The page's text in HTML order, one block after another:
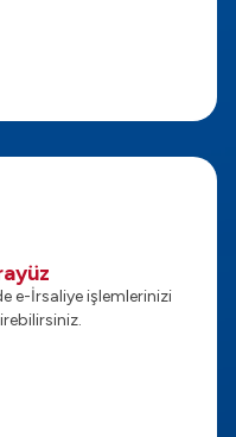
e-İrsaliye işlemlerinizi